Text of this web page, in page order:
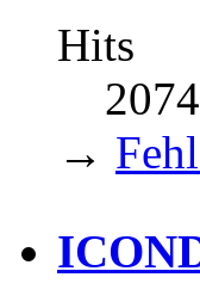
Hits
2074
→